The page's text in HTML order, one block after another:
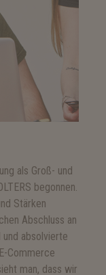
als Groß- und
begonnen.
Stärken
Abschluss an
und absolvierte
Commerce
man, dass wir